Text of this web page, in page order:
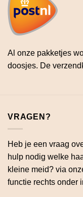
Al onze pakketjes
doosjes. De
VRAGEN?
Heb je een vraag
hulp nodig welke
kleine meid? via
functie rechts onder